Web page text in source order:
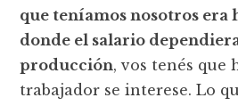
que teníamos nosotros era
donde el salario
producción, vos tenés que
trabajador se interese. Lo